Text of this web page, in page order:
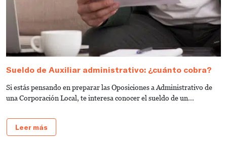
Sueldo de Auxiliar administrativo: ¿cuánto cobra?
Si estás pensando en preparar las Oposiciones a Administrativo de
una Corporación Local, te interesa conocer el sueldo de un...
Leer más